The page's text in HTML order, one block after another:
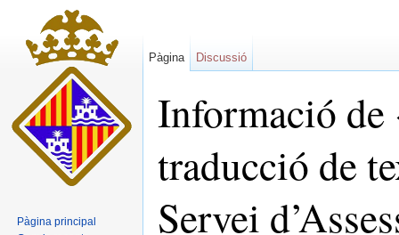
Informació
traducció de
Servei
Pàgina Discussió
Pàgina principal